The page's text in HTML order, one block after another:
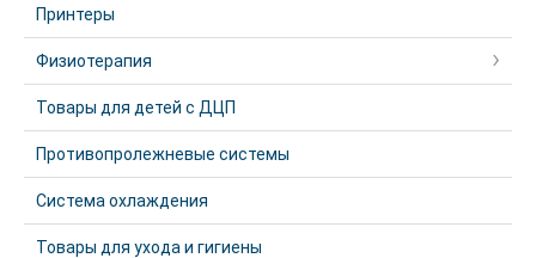
Принтеры
Физиотерапия
Товары для детей с ДЦП
Противопролежневые системы
Система охлаждения
Товары для ухода и гигиены